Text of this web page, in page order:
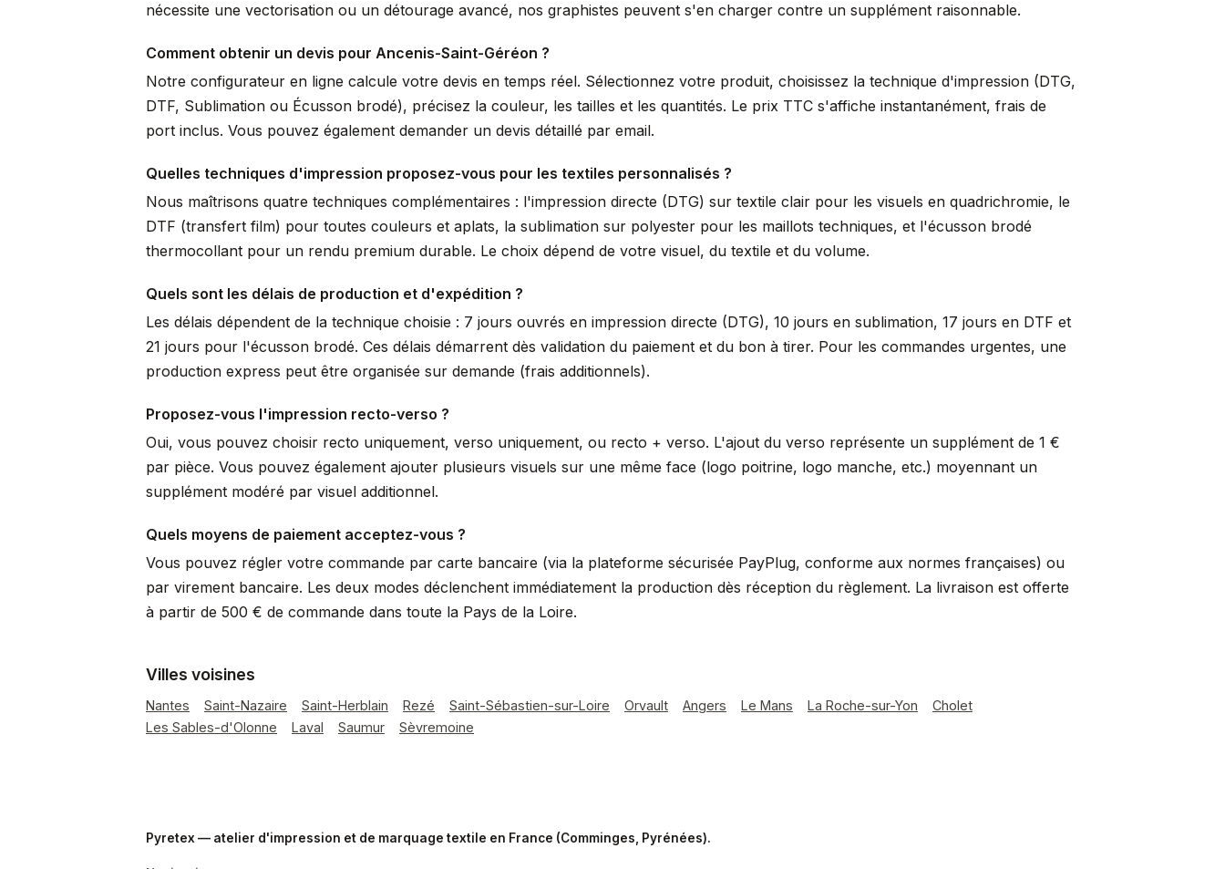
nécessite une vectorisation ou un détourage avancé, nos graphistes peuvent s'en charger contre un supplément raisonnable.
Comment obtenir un devis pour Ancenis-Saint-Géréon ?
Notre configurateur en ligne calcule votre devis en temps réel. Sélectionnez votre produit, choisissez la technique d'impression (DTG,
DTF, Sublimation ou Écusson brodé), précisez la couleur, les tailles et les quantités. Le prix TTC s'affiche instantanément, frais de
port inclus. Vous pouvez également demander un devis détaillé par email.
Quelles techniques d'impression proposez-vous pour les textiles personnalisés ?
Nous maîtrisons quatre techniques complémentaires : l'impression directe (DTG) sur textile clair pour les visuels en quadrichromie, le
DTF (transfert film) pour toutes couleurs et aplats, la sublimation sur polyester pour les maillots techniques, et l'écusson brodé
thermocollant pour un rendu premium durable. Le choix dépend de votre visuel, du textile et du volume.
Quels sont les délais de production et d'expédition ?
Les délais dépendent de la technique choisie : 7 jours ouvrés en impression directe (DTG), 10 jours en sublimation, 17 jours en DTF et
21 jours pour l'écusson brodé. Ces délais démarrent dès validation du paiement et du bon à tirer. Pour les commandes urgentes, une
production express peut être organisée sur demande (frais additionnels).
Proposez-vous l'impression recto-verso ?
Oui, vous pouvez choisir recto uniquement, verso uniquement, ou recto + verso. L'ajout du verso représente un supplément de 1 €
par pièce. Vous pouvez également ajouter plusieurs visuels sur une même face (logo poitrine, logo manche, etc.) moyennant un
supplément modéré par visuel additionnel.
Quels moyens de paiement acceptez-vous ?
Vous pouvez régler votre commande par carte bancaire (via la plateforme sécurisée PayPlug, conforme aux normes françaises) ou
par virement bancaire. Les deux modes déclenchent immédiatement la production dès réception du règlement. La livraison est offerte
à partir de 500 € de commande dans toute la Pays de la Loire.
Villes voisines
Nantes Saint-Nazaire Saint-Herblain Rezé Saint-Sébastien-sur-Loire Orvault Angers Le Mans La Roche-sur-Yon
Cholet
Les Sables-d'Olonne
Laval Saumur Sèvremoine
Pyretex — atelier d'impression et de marquage textile en France (Comminges, Pyrénées).